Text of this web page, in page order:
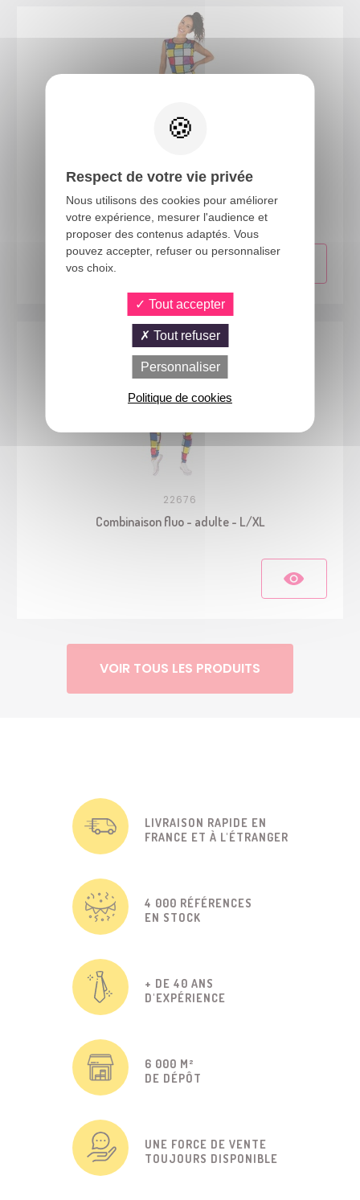
22675
Combinaison fluo - adulte - S/M
22676
Combinaison fluo - adulte - L/XL
VOIR TOUS LES PRODUITS
LIVRAISON RAPIDE EN
FRANCE ET À L'ÉTRANGER
4 000 RÉFÉRENCES
EN STOCK
+ DE 40 ANS
D'EXPÉRIENCE
6 000 M²
DE DÉPÔT
UNE FORCE DE VENTE
TOUJOURS DISPONIBLE
Respect de votre vie privée
Nous utilisons des cookies pour améliorer
votre expérience, mesurer l'audience et
proposer des contenus adaptés. Vous
pouvez accepter, refuser ou personnaliser
vos choix.
Tout accepter
Tout refuser
Personnaliser
Politique de cookies